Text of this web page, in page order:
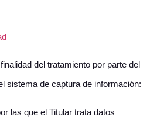
del tratamiento por parte del
sistema de captura de información:
las que el Titular trata datos